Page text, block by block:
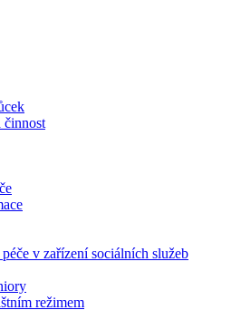
v zařízení sociálních služeb
režimem